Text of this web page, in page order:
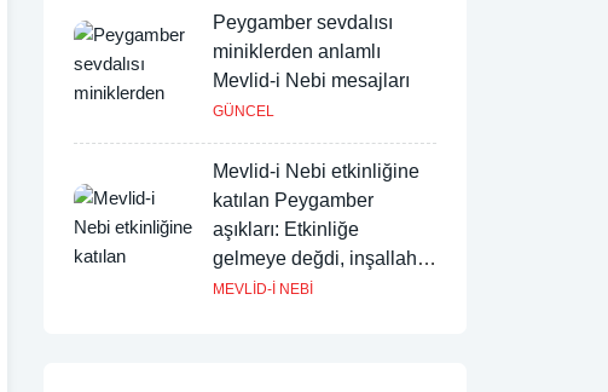
Peygamber sevdalısı
miniklerden anlamlı
Mevlid-i Nebi mesajları
GÜNCEL
Mevlid-i Nebi etkinliğine
katılan Peygamber
aşıkları: Etkinliğe
gelmeye değdi, inşallah
devamı gelir
MEVLİD-İ NEBİ